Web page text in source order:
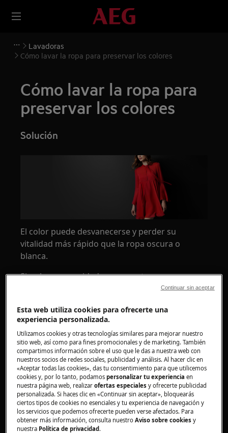
Lavadoras
Cómo lavar la ropa para preservar los colores
Cómo lavar la ropa para
preservar los colores
Solución
El color puede desvanecerse y perder su
vitalidad más rápido que la ropa oscura o
blanca.
Si se lava con cuidado y con un toque suave,
podrás mantener tus colores favoritos más
Esta web utiliza cookies para ofrecerte una
experiencia personalizada.
Utilizamos cookies y otras tecnologías similares para mejorar nuestro
sitio web, así como para fines promocionales y de marketing. También
compartimos información sobre el uso que le das a nuestra web con
nuestros socios de redes sociales, publicidad y análisis. Al hacer clic en
«Aceptar todas las cookies», das tu consentimiento para que utilicemos
cookies y, por lo tanto, podamospersonalizar tu experienciaen
nuestra página web, realizarofertas especiales y ofrecerte publicidad
personalizada. Si haces clic en «Continuar sin aceptar», bloquearás
ciertos tipos de cookies no esenciales y tu experiencia de navegación y
los servicios que podemos ofrecerte pueden verse afectados. Para
obtener más información, consulta nuestroAviso sobre cookies y
nuestra Política de privacidad.
Continuar sin aceptar